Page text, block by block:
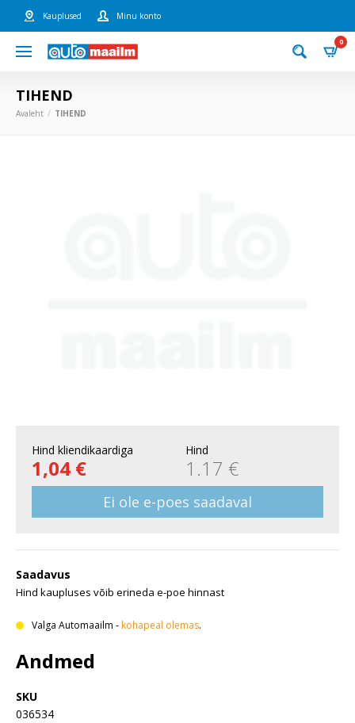
Kauplused Minu konto
0
TIHEND
Avaleht TIHEND
Hind kliendikaardiga
1,04 €
Hind
1.17 €
Ei ole e-poes saadaval
Saadavus
Hind kaupluses võib erineda e-poe hinnast
Valga Automaailm - kohapeal olemas.
Andmed
SKU
036534